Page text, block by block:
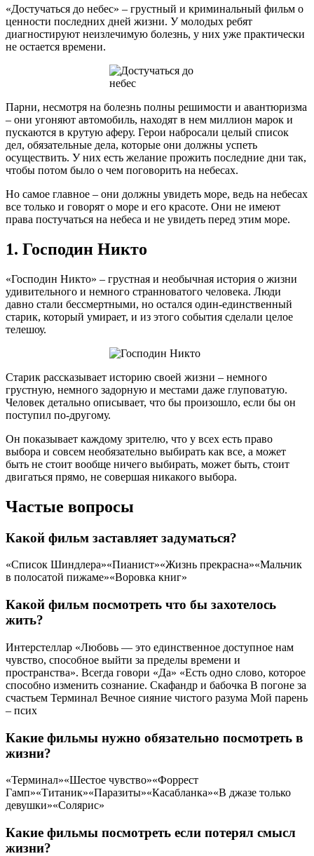
«Достучаться до небес» – грустный и криминальный фильм о
ценности последних дней жизни. У молодых ребят
диагностируют неизлечимую болезнь, у них уже практически
не остается времени.
Парни, несмотря на болезнь полны решимости и авантюризма
– они угоняют автомобиль, находят в нем миллион марок и
пускаются в крутую аферу. Герои набросали целый список
дел, обязательные дела, которые они должны успеть
осуществить. У них есть желание прожить последние дни так,
чтобы потом было о чем поговорить на небесах.
Но самое главное – они должны увидеть море, ведь на небесах
все только и говорят о море и его красоте. Они не имеют
права постучаться на небеса и не увидеть перед этим море.
1. Господин Никто
«Господин Никто» – грустная и необычная история о жизни
удивительного и немного странноватого человека. Люди
давно стали бессмертными, но остался один-единственный
старик, который умирает, и из этого события сделали целое
телешоу.
Старик рассказывает историю своей жизни – немного
грустную, немного задорную и местами даже глуповатую.
Человек детально описывает, что бы произошло, если бы он
поступил по-другому.
Он показывает каждому зрителю, что у всех есть право
выбора и совсем необязательно выбирать как все, а может
быть не стоит вообще ничего выбирать, может быть, стоит
двигаться прямо, не совершая никакого выбора.
Частые вопросы
Какой фильм заставляет задуматься?
«Список Шиндлера»«Пианист»«Жизнь прекрасна»«Мальчик
в полосатой пижаме»«Воровка книг»
Какой фильм посмотреть что бы захотелось
жить?
Интерстеллар «Любовь — это единственное доступное нам
чувство, способное выйти за пределы времени и
пространства». Всегда говори «Да» «Есть одно слово, которое
способно изменить сознание. Скафандр и бабочка В погоне за
счастьем Терминал Вечное сияние чистого разума Мой парень
– псих
Какие фильмы нужно обязательно посмотреть в
жизни?
«Терминал»«Шестое чувство»«Форрест
Гамп»«Титаник»«Паразиты»«Касабланка»«В джазе только
девушки»«Солярис»
Какие фильмы посмотреть если потерял смысл
жизни?